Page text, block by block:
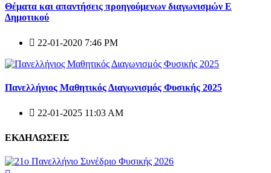
Θέματα και απαντήσεις προηγούμενων διαγωνισμών E
Δημοτικού
22-01-2020 7:46 PM
Πανελλήνιος Μαθητικός Διαγωνισμός Φυσικής 2025
22-01-2025 11:03 AM
ΕΚΔΗΛΩΣΕΙΣ